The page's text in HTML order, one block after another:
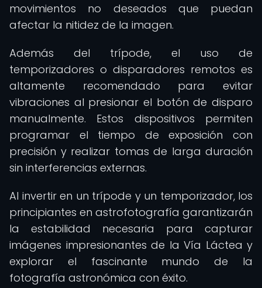
movimientos no deseados que puedan
afectar la nitidez de la imagen.
Además del trípode, el uso de
temporizadores o disparadores remotos es
altamente recomendado para evitar
vibraciones al presionar el botón de disparo
manualmente. Estos dispositivos permiten
programar el tiempo de exposición con
precisión y realizar tomas de larga duración
sin interferencias externas.
Al invertir en un trípode y un temporizador, los
principiantes en astrofotografía garantizarán
la estabilidad necesaria para capturar
imágenes impresionantes de la Vía Láctea y
explorar el fascinante mundo de la
fotografía astronómica con éxito.